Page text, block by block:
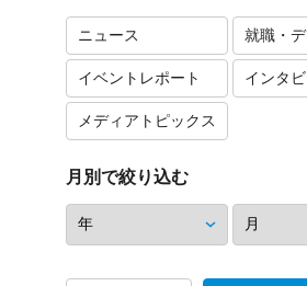
ニュース 就職・
イベントレポート インタ
メディアトピックス
月別で絞り込む